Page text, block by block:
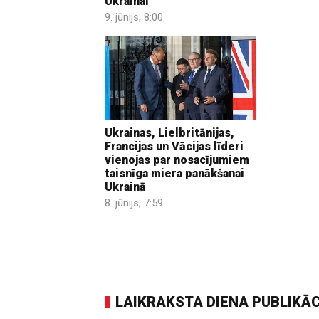
9. jūnijs, 8:00
Ukrainas, Lielbritānijas,
Francijas un Vācijas līderi
vienojas par nosacījumiem
taisnīga miera panākšanai
Ukrainā
8. jūnijs, 7:59
LAIKRAKSTA DIENA